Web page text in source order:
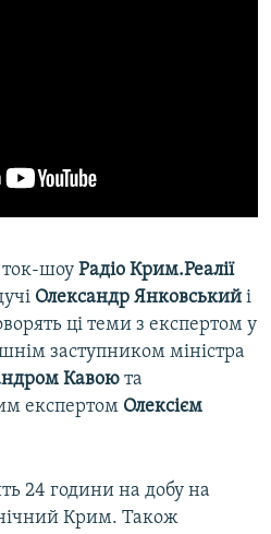
ток-шоу Радіо Крим.Реалії
Олександр Янковський і
ці теми з експертом у
заступником міністра
Кавою та
експертом Олексієм
24 години на добу на
Крим. Також